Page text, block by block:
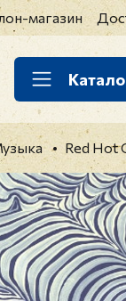
магазин
Red Hot